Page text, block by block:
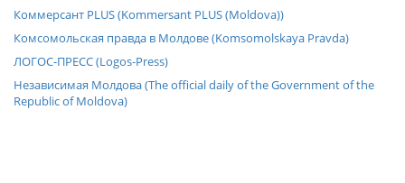
Коммерсант PLUS (Kommersant PLUS (Moldova))
Комсомольская правда в Молдове (Komsomolskaya Pravda)
ЛОГОС-ПРЕСС (Logos-Press)
Независимая Молдова (The official daily of the Government of the
Republic of Moldova)